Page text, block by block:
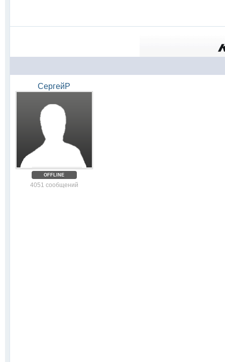
СергейР
OFFLINE
4051 сообщений